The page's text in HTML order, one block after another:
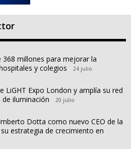
368 millones para mejorar la
y colegios
24 julio
LiGHT Expo London y amplía su red
iluminación
20 julio
Dotta como nuevo CEO de la
estrategia de crecimiento en